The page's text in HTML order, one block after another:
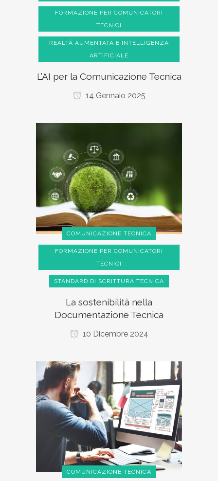
FORMAZIONE PER COMUNICATORI
TECNICI
REALTÀ AUMENTATA E INTELLIGENZA
ARTIFICIALE
L’AI per la Comunicazione Tecnica
14 Gennaio 2025
COMUNICAZIONE TECNICA
FORMAZIONE PER COMUNICATORI
TECNICI
STANDARD DI SCRITTURA TECNICA
La sostenibilità nella
Documentazione Tecnica
10 Dicembre 2024
COMUNICAZIONE TECNICA